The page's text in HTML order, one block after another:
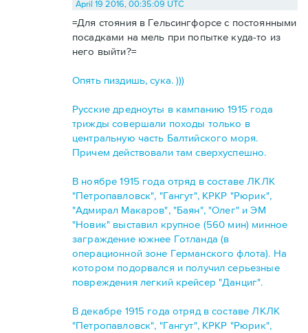
April 19 2016, 00:35:09 UTC
=Для стояния в Гельсингфорсе с постоянными
посадками на мель при попытке куда-то из
него выйти?=
Опять пиздишь, сука. )))
Русские дредноуты в кампанию 1915 года
трижды совершали походы только в
центральную часть Балтийского моря.
Причем действовали там сверхуспешно.
В ноябре 1915 года отряд в составе ЛКЛК
"Петропавловск", "Гангут", КРКР "Рюрик",
"Адмирал Макаров", "Баян", "Олег" и ЭМ
"Новик" выставил крупное (560 мин) минное
заграждение южнее Готланда (в
операционной зоне Германского флота). На
котором подорвался и получил серьезные
повреждения легкий крейсер "Данциг".
В декабре 1915 года отряд в составе ЛКЛК
"Петропавловск", "Гангут", КРКР "Рюрик",